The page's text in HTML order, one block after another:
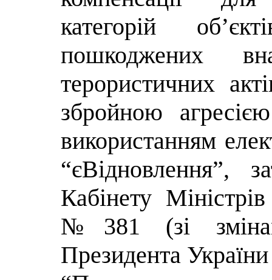
категорій
пошкоджених
терористичних
збройною
використанням
“єВідновлення”,
Кабінету
№381 (зі
Президента